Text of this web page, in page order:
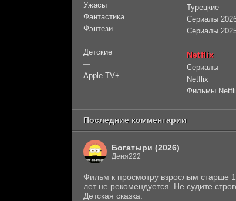
Ужасы
Фантастика
Фэнтези
—
Детские
—
Apple TV+
Турецкие
Сериалы
Сериалы
Netflix
Сериалы
Netflix
Фильмы
Последние комментарии
Богатыри (2026)
Деня222
Фильм к просмотру взрослым старше
лет не рекомендуется. Не судите
Детская сказка.